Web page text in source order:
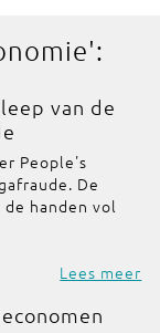
':
van de
People's
De
handen vol
Lees meer